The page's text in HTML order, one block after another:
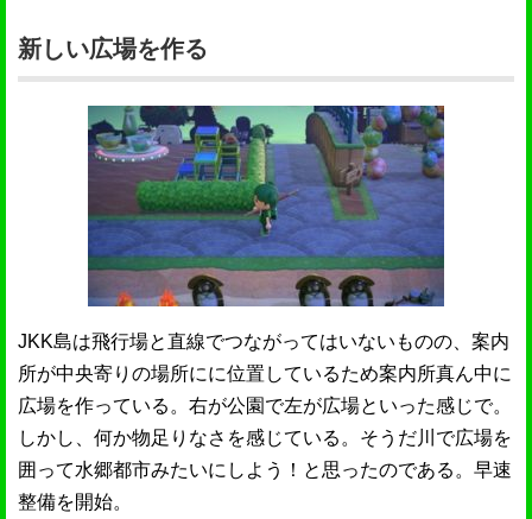
新しい広場を作る
JKK島は飛行場と直線でつながってはいないものの、案内
所が中央寄りの場所にに位置しているため案内所真ん中に
広場を作っている。右が公園で左が広場といった感じで。
しかし、何か物足りなさを感じている。そうだ川で広場を
囲って水郷都市みたいにしよう！と思ったのである。早速
整備を開始。